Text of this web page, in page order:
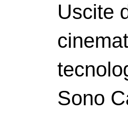
Uscite
Sono